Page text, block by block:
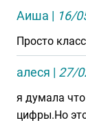
Аиша | 16/
Просто
алеся | 27/
я думала
цифры.Но